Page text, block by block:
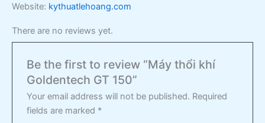
Website: kythuatlehoang.com
There are no reviews yet.
Be the first to review “Máy thổi khí
Goldentech GT 150”
Your email address will not be published. Required
fields are marked *